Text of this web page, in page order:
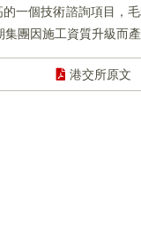
一個技術諮詢項目，
團因施工資質升級而
港交所原文